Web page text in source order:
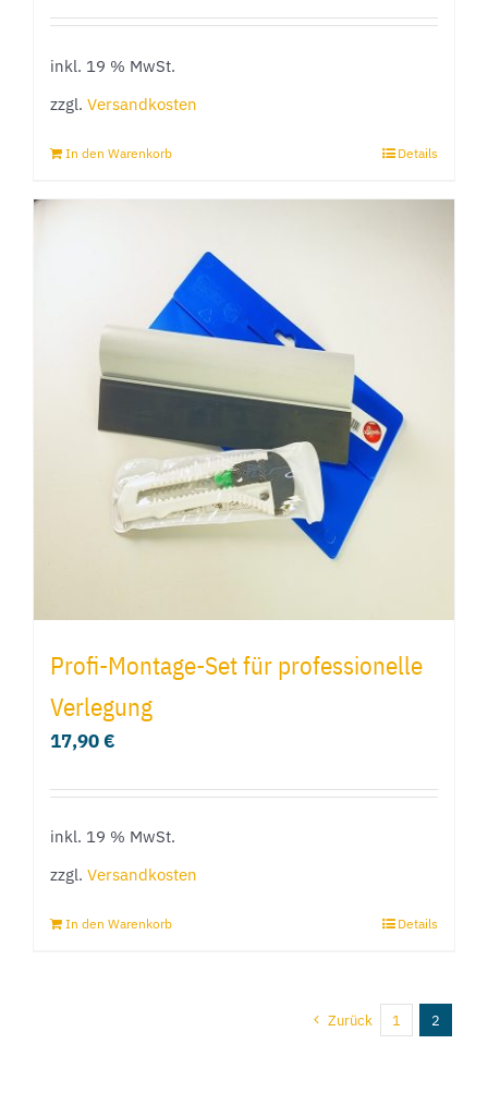
inkl. 19 % MwSt.
zzgl. Versandkosten
In den Warenkorb Details
Profi-Montage-Set für professionelle
Verlegung
17,90€
inkl. 19 % MwSt.
zzgl. Versandkosten
In den Warenkorb Details
Zurück 1 2